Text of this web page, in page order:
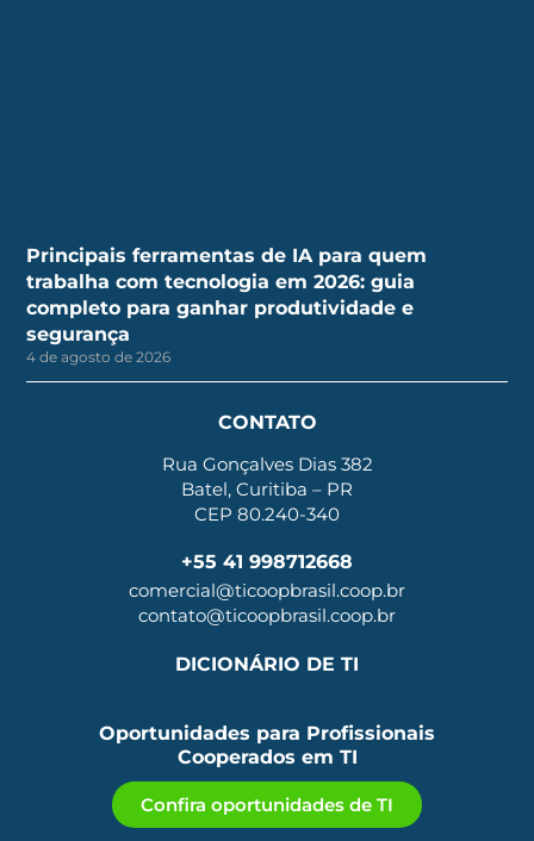
Principais ferramentas de IA para quem
trabalha com tecnologia em 2026: guia
completo para ganhar produtividade e
segurança
4 de agosto de 2026
CONTATO
Rua Gonçalves Dias 382
Batel, Curitiba – PR
CEP 80.240-340
+55 41 998712668
comercial@ticoopbrasil.coop.br
contato@ticoopbrasil.coop.br
DICIONÁRIO DE TI
Oportunidades para Profissionais
Cooperados em TI
Confira oportunidades de TI